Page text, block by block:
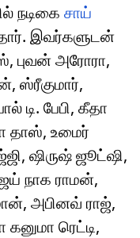
நடிகை சாய்
இவர்களுடன்
புவன் அரோரா,
ஸ்ரீகுமார்,
டி. பேபி, கீதா
தாஸ், உமைர்
ஷிருஷ் ஜூட்ஷி,
நாக ராமன்,
அபினவ் ராஜ்,
ரெட்டி,